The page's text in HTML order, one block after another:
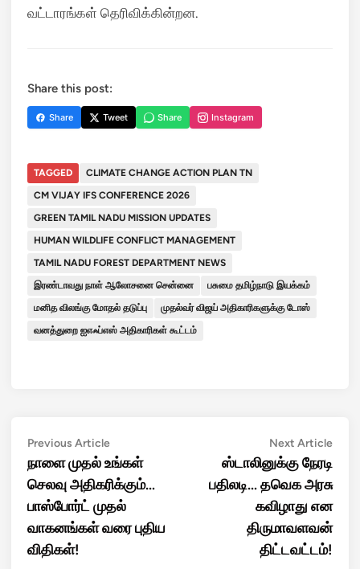
வட்டாரங்கள் தெரிவிக்கின்றன.
Share this post:
Share Tweet Share Instagram
TAGGED
CLIMATE CHANGE ACTION PLAN TN
CM VIJAY IFS CONFERENCE 2026
GREEN TAMIL NADU MISSION UPDATES
HUMAN WILDLIFE CONFLICT MANAGEMENT
TAMIL NADU FOREST DEPARTMENT NEWS
இரண்டாவது நாள் ஆலோசனை சென்னை
பசுமை தமிழ்நாடு இயக்கம்
மனித விலங்கு மோதல் தடுப்பு
முதல்வர் விஜய் அதிகாரிகளுக்கு டோஸ்
வனத்துறை ஐஎஃப்எஸ் அதிகாரிகள் கூட்டம்
Post
navigation
Previous ArticlePrevious
article:
நாளை முதல் உங்கள்
செலவு அதிகரிக்கும்…
பாஸ்போர்ட் முதல்
வாகனங்கள் வரை புதிய
விதிகள்!
Next ArticleNext
ஸ்டாலினுக்கு நேரடி
பதிலடி… தவெக அரசு
கவிழாது என
திருமாவளவன்
திட்டவட்டம்!